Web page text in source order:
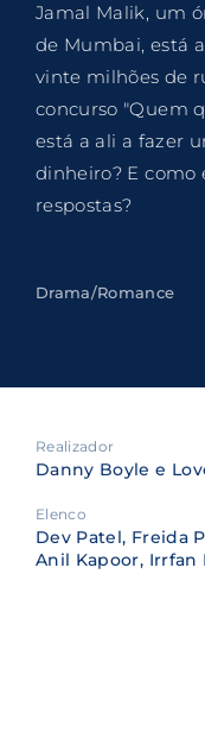
Jamal Malik, um
de Mumbai, está
vinte milhões de
concurso "Quem
está a ali a fazer
dinheiro? E como
respostas?
Drama/Romance
Realizador
Danny Boyle e
Elenco
Dev Patel, Freida
Anil Kapoor, Irrfan